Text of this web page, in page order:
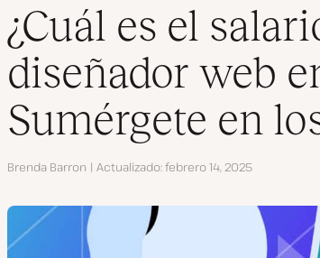
Contacto
¿Cuál es el
diseñador web
Sumérgete en
Autor
Brenda Barron Actualizado febrero 14, 2025